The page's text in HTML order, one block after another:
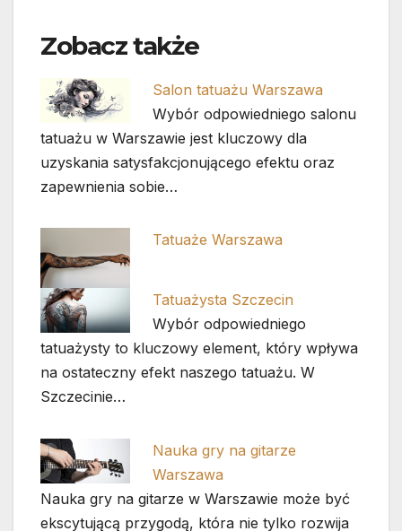
Zobacz także
Salon tatuażu Warszawa
Wybór odpowiedniego salonu
tatuażu w Warszawie jest kluczowy dla
uzyskania satysfakcjonującego efektu oraz
zapewnienia sobie…
Tatuaże Warszawa
Tatuażysta Szczecin
Wybór odpowiedniego
tatuażysty to kluczowy element, który wpływa
na ostateczny efekt naszego tatuażu. W
Szczecinie…
Nauka gry na gitarze
Warszawa
Nauka gry na gitarze w Warszawie może być
ekscytującą przygodą, która nie tylko rozwija